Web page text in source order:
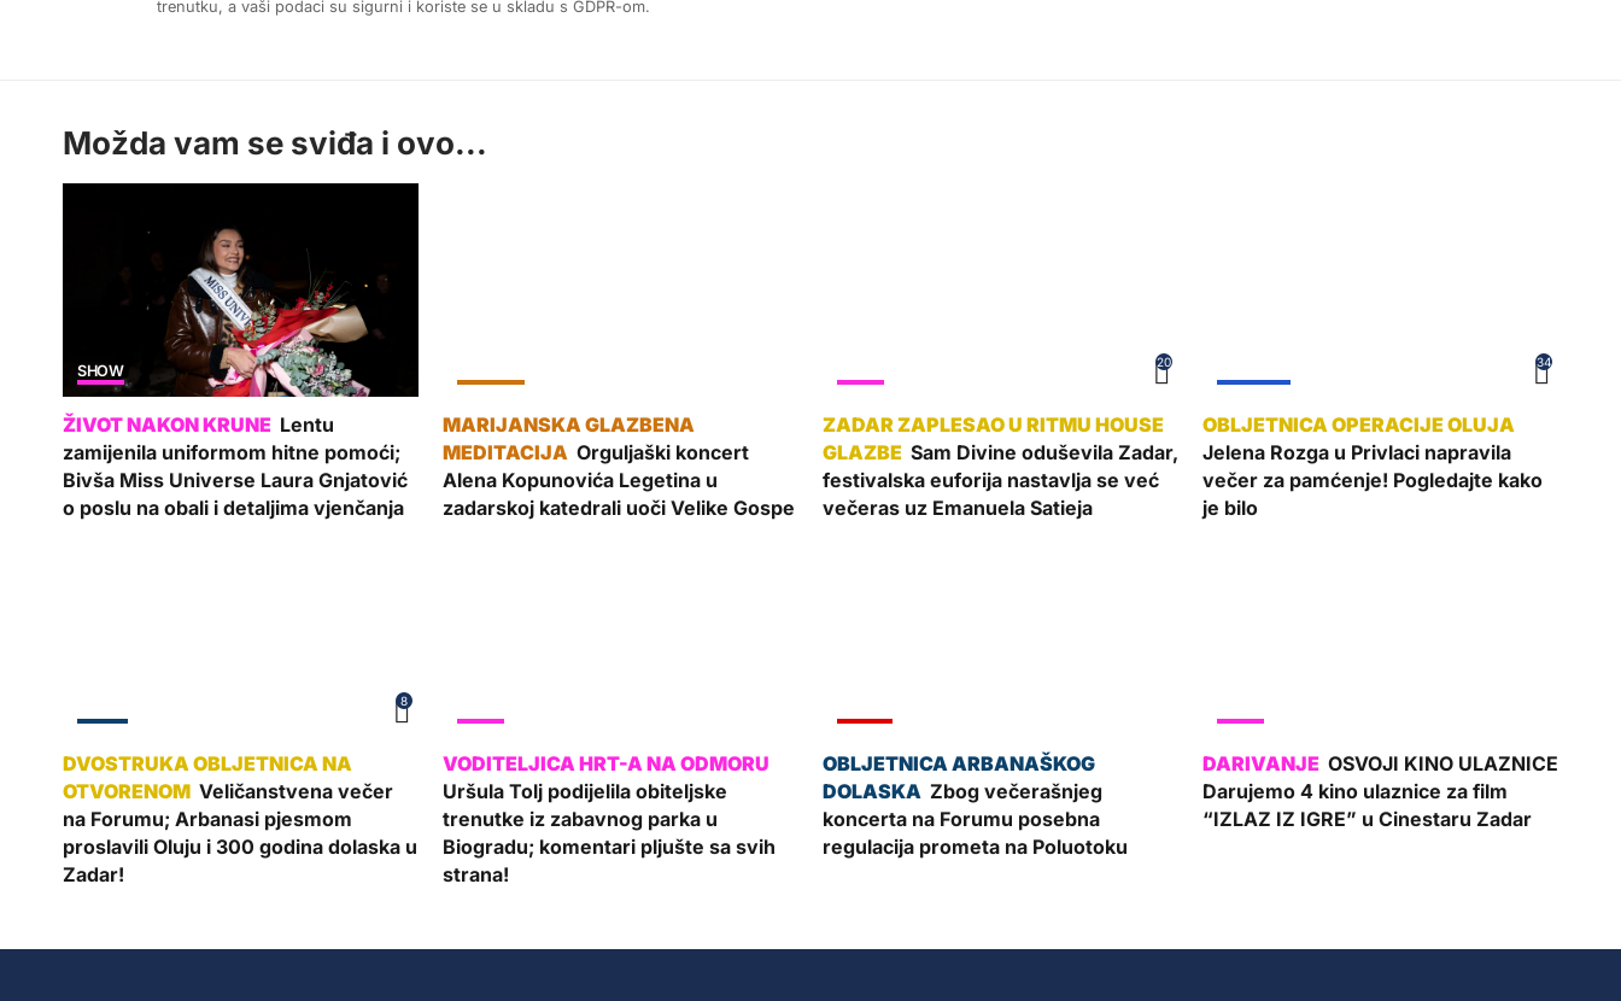
trenutku, a vaši podaci su sigurni i koriste se u skladu s GDPR-om.
Možda vam se sviđa i ovo...
SHOW
Lentu
zamijenila uniformom hitne pomoći;
Bivša Miss Universe Laura Gnjatović
o poslu na obali i detaljima vjenčanja
Orguljaški koncert
Alena Kopunovića Legetina u
zadarskoj katedrali uoči Velike Gospe
20
Sam Divine oduševila Zadar,
festivalska euforija nastavlja se već
večeras uz Emanuela Satieja
34
Jelena Rozga u Privlaci napravila
večer za pamćenje! Pogledajte kako
je bilo
8
Veličanstvena večer
na Forumu; Arbanasi pjesmom
proslavili Oluju i 300 godina dolaska u
Zadar!
Uršula Tolj podijelila obiteljske
trenutke iz zabavnog parka u
Biogradu; komentari pljušte sa svih
strana!
Zbog večerašnjeg
koncerta na Forumu posebna
regulacija prometa na Poluotoku
OSVOJI KINO ULAZNICE
Darujemo 4 kino ulaznice za film
“IZLAZ IZ IGRE” u Cinestaru Zadar